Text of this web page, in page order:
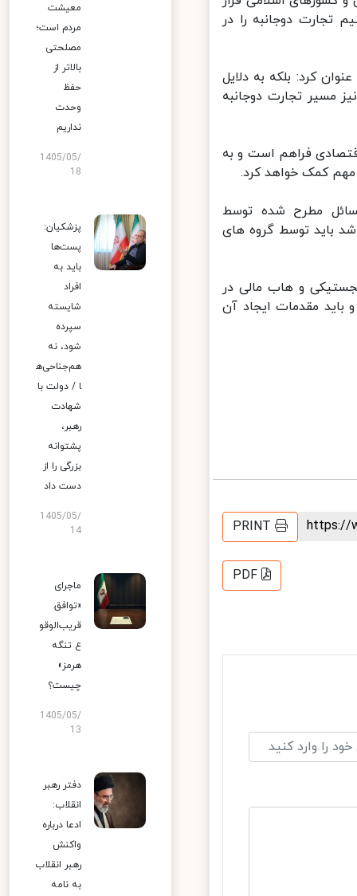
دوجانبه را در
کرد: بلکه به دلایل
مسیر تجارت دوجانبه
فراهم است و به
کمک خواهد کرد.
مطرح شده توسط
باید توسط گروه های
و هاب مالی در
مقدمات ایجاد آن
PRINT
PDF
معیشت
مردم است؛
مصلحتی
بالاتر از
حفظ
وحدت
نداریم
1405/05/
18
پزشکیان:
پست‌ها
باید به
افراد
شایسته
سپرده
شود، نه
هم‌جناحی‌ه
ا / دولت با
شهادت
رهبر،
پشتوانه
بزرگی را از
دست داد
1405/05/
14
ماجرای
«توافق
قریب‌الوقو
ع تنگه
هرمز»
چیست؟
1405/05/
13
دفتر رهبر
انقلاب:
ادعا درباره
واکنش
رهبر انقلاب
به نامه